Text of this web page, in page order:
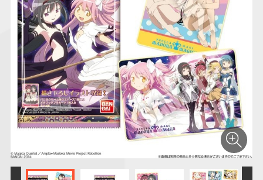
仮面ライダーシリー
ズ
ガンダムシリーズ アンパンマン
キャラパキ
にふぉるめーしょん
＆スクエアシール
ポケモンスケールワ
ールド